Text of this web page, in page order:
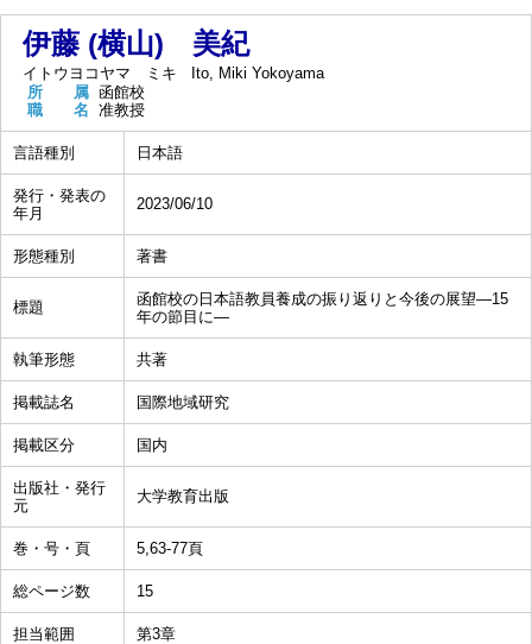
伊藤 (横山) 美紀
イトウヨコヤマ ミキ
Ito, Miki Yokoyama
所 属 函館校
職 名 准教授
言語種別 日本語
発行・発表の
年月
2023/06/10
形態種別 著書
標題
函館校の日本語教員養成の振り返りと今後の展望―15
年の節目に―
執筆形態 共著
掲載誌名 国際地域研究
掲載区分 国内
出版社・発行
元
大学教育出版
巻・号・頁 5,63-77頁
総ページ数 15
担当範囲 第3章